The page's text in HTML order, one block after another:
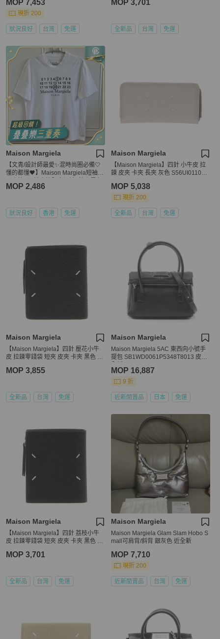
MOP 7,453
現折 200
狀況良好 台灣 免運
MOP 3,701
全新品 台灣 免運
Maison Margiela
【文青/設計師最愛✨混時尚圈必備🤍
懂的都懂🖤】Maison Margiela短袖
XS碼
MOP 2,486
狀況良好 香港 免運
Maison Margiela
【Maison Margiela】四針 小牛皮 拉
鍊 皮夾 卡夾 長夾 灰色 S56UI0110P4
MOP 5,038
現折 200
全新品 台灣 免運
Maison Margiela
【Maison Margiela】四針 壓花小牛
皮 拉鍊零錢袋 短夾 皮夾 卡夾 黑色 S
MOP 3,855
全新品 台灣 免運
Maison Margiela
Maison Margiela 5AC 東西向小號手
提包 SB1WD0061P5348T8013 皮革
MOP 16,887
9 折
近新閒置品 日本 免運
Maison Margiela
【Maison Margiela】四針 荔枝小牛
皮 拉鍊零錢袋 短夾 皮夾 卡夾 黑色 S
MOP 3,701
全新品 台灣 免運
Maison Margiela
Maison Margiela Glam Slam Hobo S
mall可肩背/斜背 銀灰色 近全新
MOP 7,710
現折 200
近新閒置品 台灣 免運